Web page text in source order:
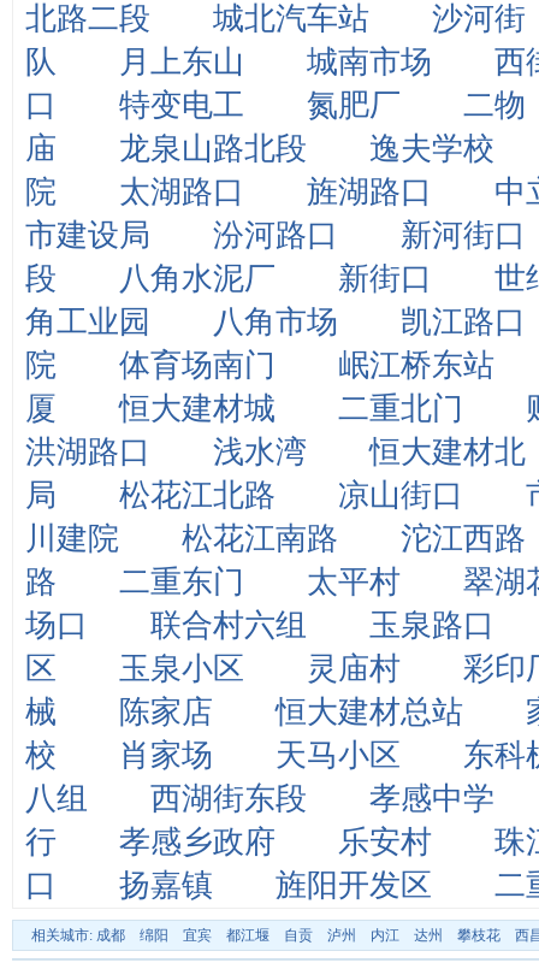
北路二段
城北汽车站
沙河街
队
月上东山 城南市场
西
口
特变电工 氮肥厂
二物
庙
龙泉山路北段
逸夫学校
院
太湖路口 旌湖路口
中
市建设局
汾河路口
新河街口
段
八角水泥厂 新街口
世
角工业园
八角市场
凯江路口
院
体育场南门
岷江桥东站
厦
恒大建材城 二重北门
洪湖路口
浅水湾
恒大建材北
局
松花江北路 凉山街口
川建院
松花江南路
沱江西路
路
二重东门 太平村
翠湖
场口
联合村六组
玉泉路口
区
玉泉小区 灵庙村
彩印
械
陈家店 恒大建材总站
校
肖家场 天马小区
东科
八组
西湖街东段
孝感中学
行
孝感乡政府 乐安村
珠
口
扬嘉镇 旌阳开发区 二
相关城市: 成都 绵阳 宜宾 都江堰 自贡 泸州 内江 达州 攀枝花 西